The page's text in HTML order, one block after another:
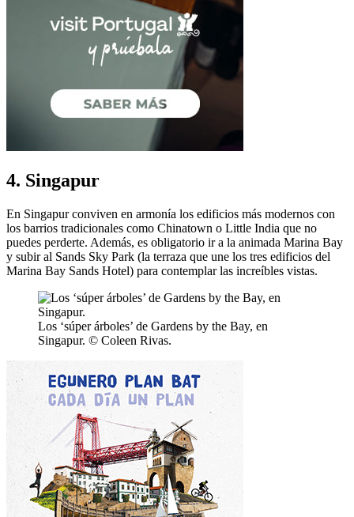
4. Singapur
En Singapur conviven en armonía los edificios más modernos con
los barrios tradicionales como Chinatown o Little India que no
puedes perderte. Además, es obligatorio ir a la animada Marina Bay
y subir al Sands Sky Park (la terraza que une los tres edificios del
Marina Bay Sands Hotel) para contemplar las increíbles vistas.
Los ‘súper árboles’ de Gardens by the Bay, en
Singapur. © Coleen Rivas.